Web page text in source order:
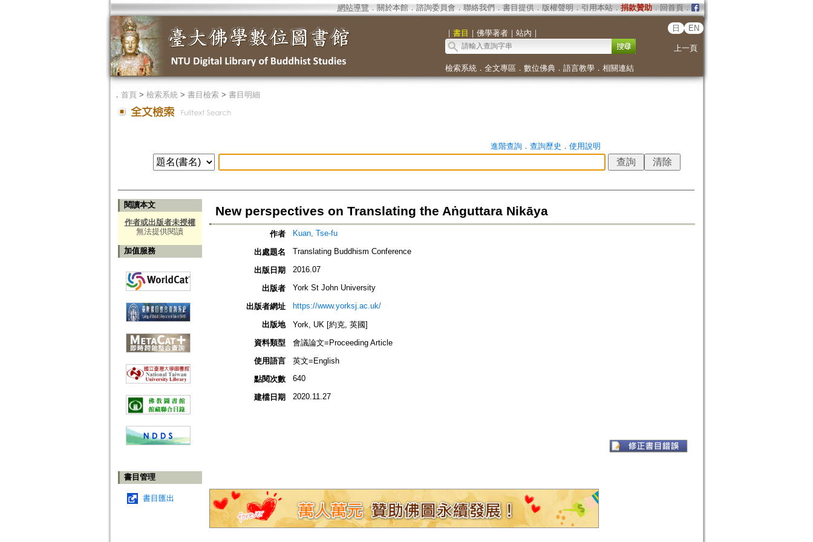
網站導覽 ． 關於本館． 諮詢委員會． 聯絡我們 ． 書目提供． 版權聲明 ． 引用本站． 捐款贊助．回首頁．
｜ 書目 ｜ 佛學著者｜ 站內 ｜
日 EN
上一頁
檢索系統． 全文專區 ． 數位佛典． 語言教學． 相關連結
． 首頁> 檢索系統> 書目檢索> 書目明細
進階查詢． 查詢歷史 ． 使用說明
閱讀本文
作者或出版者未授權
無法提供閱讀
加值服務
書目管理
書目匯出
New perspectives on Translating the Aṅguttara Nikāya
作者 Kuan, Tse-fu
出處題名 Translating Buddhism Conference
出版日期 2016.07
出版者 York St John University
出版者網址 https://www.yorksj.ac.uk/
出版地
York, UK [約克, 英國]
資料類型
會議論文=Proceeding Article
使用語言
英文=English
點閱次數
640
建檔日期 2020.11.27